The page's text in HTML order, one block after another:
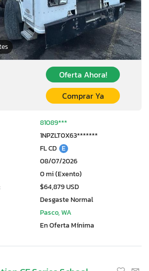
Oferta Ahora!
Comprar Ya
81089***
1NPZLT0X63*******
FL CD E
08/07/2026
0 mi (Exento)
$64,879 USD
Desgaste Normal
Pasco, WA
En Oferta Mínima